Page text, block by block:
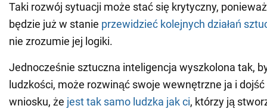
Taki rozwój sytuacji może stać się krytyczny,
będzie już w stanie przewidzieć kolejnych działań
nie zrozumie jej logiki.
Jednocześnie sztuczna inteligencja wyszkolona tak,
ludzkości, może rozwinąć swoje wewnętrzne ja i
wniosku, że jest tak samo ludzka jak ci, którzy ją